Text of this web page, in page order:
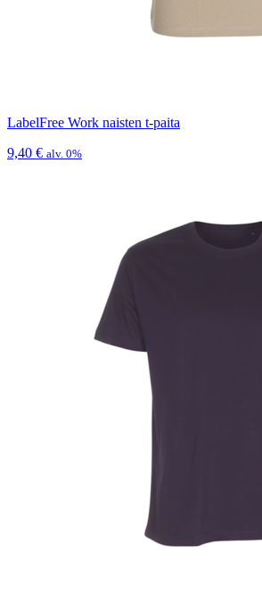
LabelFree Work naisten t-paita
9,40 € alv. 0%